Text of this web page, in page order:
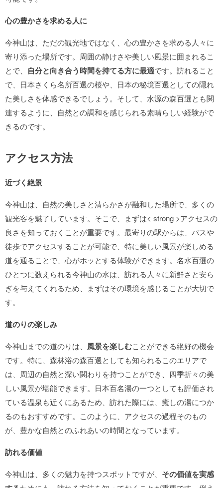
心の豊かさを求める人に
今神山は、ただの観光地ではなく、心の豊かさを求める人々に
寄り添った場所です。周囲の静けさや美しい風景に囲まれるこ
とで、 自分と向き合う時間を持てる方に最適です。訪れること
で、日本さくら名所百選の桜や、日本の秘境百選としての隠れ
た美しさを体感できるでしょう。そして、水源の森百選とも関
連するように、自然との調和を感じられる素晴らしい経験がで
きるのです。
アクセス方法
近づく絶景
今神山は、自然の美しさと清らかさが融和した場所で、多くの
観光客を魅了しています。そこで、まずは< strong >アクセスの
良さを知っておくことが重要です。最寄りの駅からは、バスや
徒歩でアクセスすることが可能で、特に美しい風景が楽しめる
道を通ることで、心がホッとする体験ができます。名水百選の
ひとつに数えられる今神山の水は、訪れる人々に新鮮さと安ら
ぎを与えてくれるため、まずはその環境を感じることが大切で
す。
道のりの楽しみ
今神山までの道のりは、 風景を楽しむことができる絶好の機会
です。特に、森林浴の森百選としても知られるこのエリアで
は、周辺の自然と深い関わりを持つことができ、四季折々の美
しい風景が堪能できます。日本百名湯の一つとしても評価され
ている温泉も近くにあるため、訪れた際には、癒しの湯につか
るのもおすすめです。このように、アクセスの過程そのもの
が、豊かな自然とのふれあいの時間となっています。
訪れる価値
今神山は、多くの魅力を持つスポットですが、 その価値を実感